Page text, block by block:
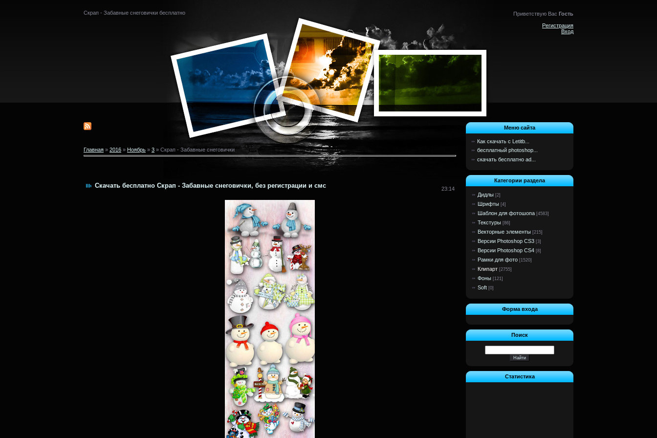
Скрап - Забавные снеговички бесплатно Приветствую Вас Гость
Регистрация
Вход
Главная » 2016 » Ноябрь » 3 » Скрап - Забавные снеговички
Скачать бесплатно Скрап - Забавные снеговички, без регистрации и смс 23:14
Меню сайта
Как скачать с Letitb...
бесплатный photoshop...
скачать бесплатно ad...
Категории раздела
Дидлы [2]
Шрифты [4]
Шаблон для фотошопа [4583]
Текстуры [86]
Векторные элементы [215]
Версии Photoshop CS3 [3]
Версии Photoshop CS4 [8]
Рамки для фото [1520]
Клипарт [2755]
Фоны [121]
Soft [0]
Форма входа
Поиск
Статистика